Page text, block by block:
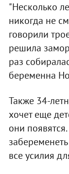
"Несколько
никогда не
говорили
решила
раз
беременна
Также 34-
хочет еще
они
все усилия